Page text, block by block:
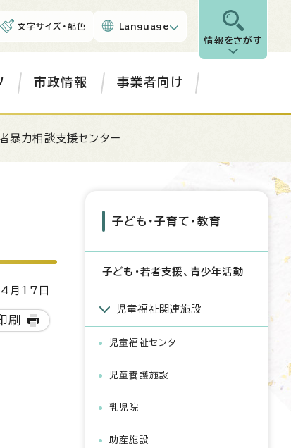
文字サイズ・配色 Language
情報をさがす
市政情報 事業者向け
暴力相談支援センター
月17日
刷
子ども・子育て・教育
子ども・若者支援、青少年活動
児童福祉関連施設
児童福祉センター
児童養護施設
乳児院
助産施設